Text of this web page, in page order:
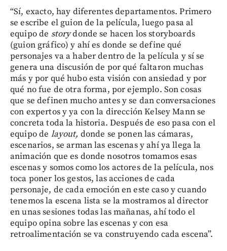
“Sí, exacto, hay diferentes departamentos. Primero
se escribe el guion de la película, luego pasa al
equipo de storydonde se hacen los storyboards
(guion gráfico) y ahí es donde se define qué
personajes va a haber dentro de la película y sí se
genera una discusión de por qué faltaron muchas
más y por qué hubo esta visión con ansiedad y por
qué no fue de otra forma, por ejemplo. Son cosas
que se definen mucho antes y se dan conversaciones
con expertos y ya con la dirección Kelsey Mann se
concreta toda la historia. Después de eso pasa con el
equipo de layout, donde se ponen las cámaras,
escenarios, se arman las escenas y ahí ya llega la
animación que es donde nosotros tomamos esas
escenas y somos como los actores de la película, nos
toca poner los gestos, las acciones de cada
personaje, de cada emoción en este caso y cuando
tenemos la escena lista se la mostramos al director
en unas sesiones todas las mañanas, ahí todo el
equipo opina sobre las escenas y con esa
retroalimentación se va construyendo cada escena”.